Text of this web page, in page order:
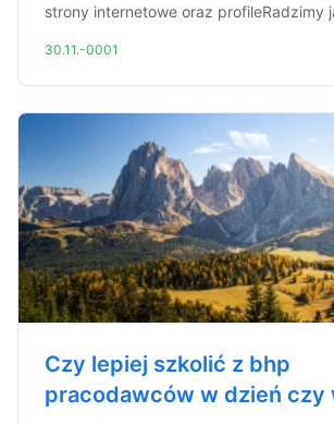
strony internetowe oraz profileRadzimy
30.11.-0001
Czy lepiej szkolić z bhp
pracodawców w dzień czy